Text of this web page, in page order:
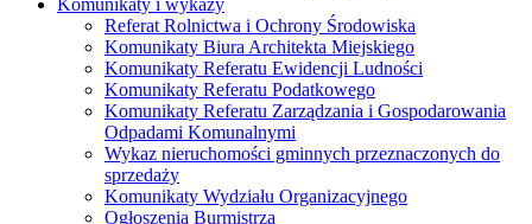
Komunikaty i wykazy
Referat Rolnictwa i Ochrony Środowiska
Komunikaty Biura Architekta Miejskiego
Komunikaty Referatu Ewidencji Ludności
Komunikaty Referatu Podatkowego
Komunikaty Referatu Zarządzania i Gospodarowania
Odpadami Komunalnymi
Wykaz nieruchomości gminnych przeznaczonych do
sprzedaży
Komunikaty Wydziału Organizacyjnego
Ogłoszenia Burmistrza